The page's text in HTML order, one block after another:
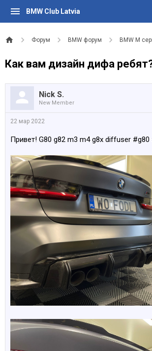
BMW Club Latvia
Форум BMW форум BMW M
Как вам дизайн дифа
Nick S.
New Member
22 мар 2022
Привет! G80 g82 m3 m4 g8x diffuser #g80